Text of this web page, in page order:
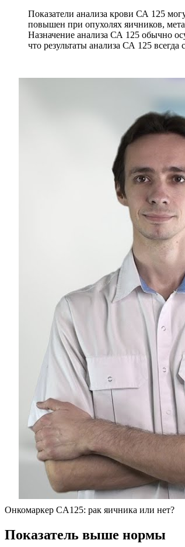
Показатели анализа крови СА 125
повышен при опухолях яичников,
Назначение анализа СА 125 обычно
что результаты анализа СА 125
Онкомаркер CA125: рак яичника или нет?
Показатель выше нормы